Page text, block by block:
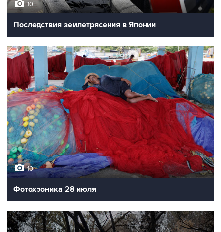
10
Последствия землетрясения в Японии
10
Фотохроника 28 июля